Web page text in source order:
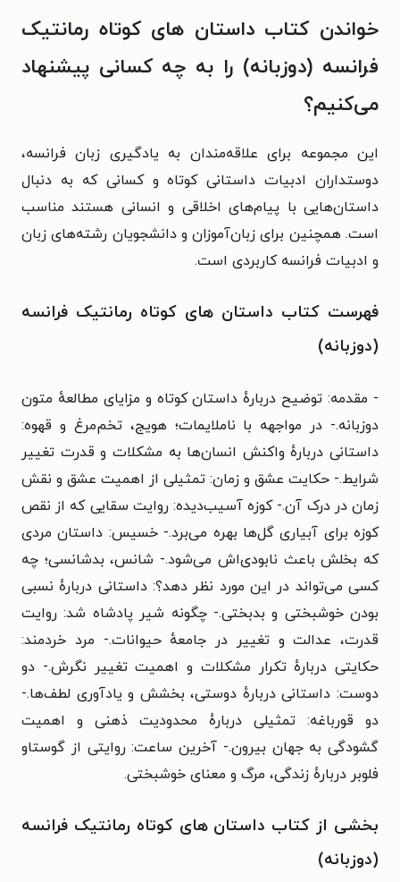
خواندن کتاب داستان های کوتاه رمانتیک
فرانسه (دوزبانه) را به چه کسانی پیشنهاد
می‌کنیم؟
این مجموعه برای علاقه‌مندان به یادگیری زبان فرانسه،
دوستداران ادبیات داستانی کوتاه و کسانی که به دنبال
داستان‌هایی با پیام‌های اخلاقی و انسانی هستند مناسب
است. همچنین برای زبان‌آموزان و دانشجویان رشته‌های زبان
و ادبیات فرانسه کاربردی است.
فهرست کتاب داستان های کوتاه رمانتیک فرانسه
(دوزبانه)
- مقدمه: توضیح دربارهٔ داستان کوتاه و مزایای مطالعهٔ متون
دوزبانه.- در مواجهه با ناملایمات؛ هویج، تخم‌مرغ و قهوه:
داستانی دربارهٔ واکنش انسان‌ها به مشکلات و قدرت تغییر
شرایط.- حکایت عشق و زمان: تمثیلی از اهمیت عشق و نقش
زمان در درک آن.- کوزه آسیب‌دیده: روایت سقایی که از نقص
کوزه برای آبیاری گل‌ها بهره می‌برد.- خسیس: داستان مردی
که بخلش باعث نابودی‌اش می‌شود.- شانس، بدشانسی؛ چه
کسی می‌تواند در این مورد نظر دهد؟: داستانی دربارهٔ نسبی
بودن خوشبختی و بدبختی.- چگونه شیر پادشاه شد: روایت
قدرت، عدالت و تغییر در جامعهٔ حیوانات.- مرد خردمند:
حکایتی دربارهٔ تکرار مشکلات و اهمیت تغییر نگرش.- دو
دوست: داستانی دربارهٔ دوستی، بخشش و یادآوری لطف‌ها.-
دو قورباغه: تمثیلی دربارهٔ محدودیت ذهنی و اهمیت
گشودگی به جهان بیرون.- آخرین ساعت: روایتی از گوستاو
فلوبر دربارهٔ زندگی، مرگ و معنای خوشبختی.
بخشی از کتاب داستان های کوتاه رمانتیک فرانسه
(دوزبانه)